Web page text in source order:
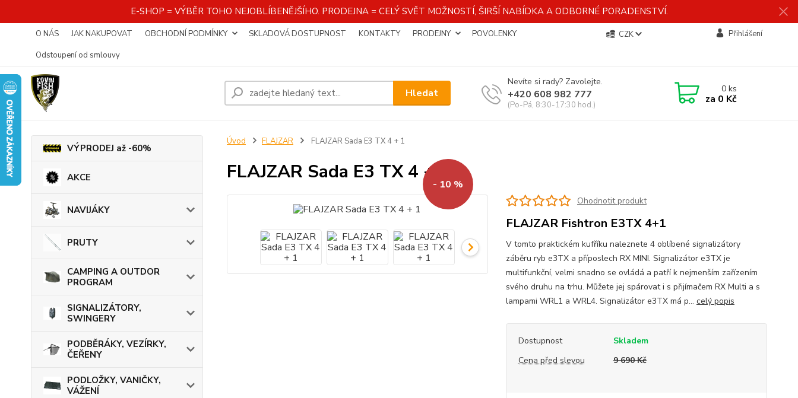
E-SHOP = VÝBĚR TOHO NEJOBLÍBENĚJŠÍHO. PRODEJNA = CELÝ SVĚT MOŽNOSTÍ, ŠIRŠÍ NABÍDKA A ODBORNÉ PORADENSTVÍ.
O NÁS JAK NAKUPOVAT OBCHODNÍ PODMÍNKY SKLADOVÁ DOSTUPNOST KONTAKTY PRODEJNY
POVOLENKY
Odstoupení od smlouvy
CZK Přihlášení
Hledat
Nevíte si rady? Zavolejte.
+420 608 982 777
(Po-Pá, 8:30-17:30 hod.)
0ks
za 0 Kč
VÝPRODEJ až -60%
AKCE
NAVIJÁKY
PRUTY
CAMPING A OUTDOR
PROGRAM
SIGNALIZÁTORY,
SWINGERY
PODBĚRÁKY, VEZÍRKY,
ČEŘENY
PODLOŽKY, VANIČKY,
VÁŽENÍ
Úvod FLAJZAR FLAJZAR Sada E3 TX 4 + 1
FLAJZAR Sada E3 TX 4 + 1
- 10 %
Ohodnotit produkt
FLAJZAR Fishtron E3TX 4+1
V tomto praktickém kufříku naleznete 4 oblíbené signalizátory
záběru ryb e3TX a příposlech RX MINI. Signalizátor e3TX je
multifunkční, velmi snadno se ovládá a patří k nejmenším zařízením
svého druhu na trhu. Můžete jej spárovat i s přijímačem RX Multi a s
lampami WRL1 a WRL4. Signalizátor e3TX má p... celý popis
Dostupnost
Skladem
Cena před slevou
9 690 Kč